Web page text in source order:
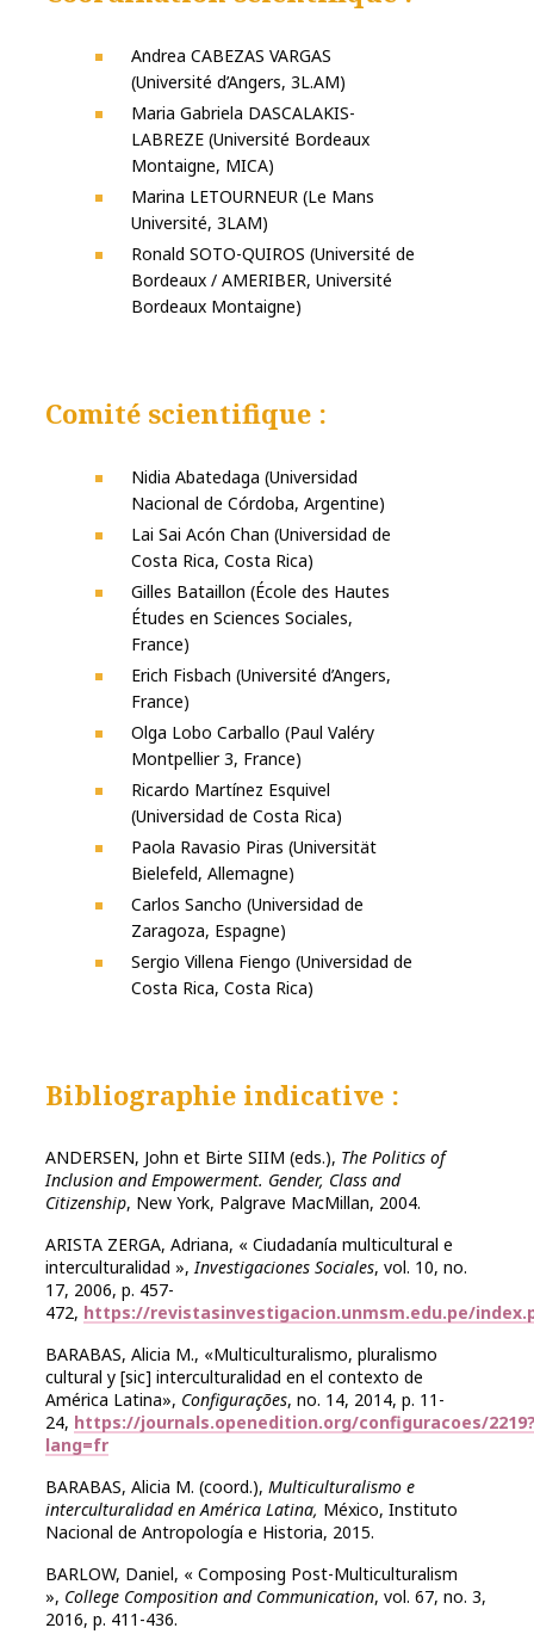
Andrea CABEZAS VARGAS
(Université d’Angers, 3L.AM)
Maria Gabriela DASCALAKIS-
LABREZE (Université Bordeaux
Montaigne, MICA)
Marina LETOURNEUR (Le Mans
Université, 3LAM)
Ronald SOTO-QUIROS (Université de
Bordeaux / AMERIBER, Université
Bordeaux Montaigne)
Comité scientifique :
Nidia Abatedaga (Universidad
Nacional de Córdoba, Argentine)
Lai Sai Acón Chan (Universidad de
Costa Rica, Costa Rica)
Gilles Bataillon (École des Hautes
Études en Sciences Sociales,
France)
Erich Fisbach (Université d’Angers,
France)
Olga Lobo Carballo (Paul Valéry
Montpellier 3, France)
Ricardo Martínez Esquivel
(Universidad de Costa Rica)
Paola Ravasio Piras (Universität
Bielefeld, Allemagne)
Carlos Sancho (Universidad de
Zaragoza, Espagne)
Sergio Villena Fiengo (Universidad de
Costa Rica, Costa Rica)
Bibliographie indicative :
ANDERSEN, John et Birte SIIM (eds.), The Politics of
Inclusion and Empowerment. Gender, Class and
Citizenship, New York, Palgrave MacMillan, 2004.
ARISTA ZERGA, Adriana, « Ciudadanía multicultural e
interculturalidad »,Investigaciones Sociales, vol. 10, no.
17, 2006, p. 457-
472, https://revistasinvestigacion.unmsm.edu.pe/
BARABAS, Alicia M., «Multiculturalismo, pluralismo
cultural y [sic] interculturalidad en el contexto de
América Latina», Configurações, no. 14, 2014, p. 11-
24, https://journals.openedition.org/configuracoes/
lang=fr
BARABAS, Alicia M. (coord.), Multiculturalismo e
interculturalidad en América Latina, México, Instituto
Nacional de Antropología e Historia, 2015.
BARLOW, Daniel, « Composing Post-Multiculturalism
», College Composition and Communication, vol. 67, no. 3,
2016, p. 411-436.